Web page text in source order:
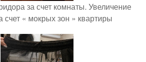
за счет комнаты. Увеличение
счет « мокрых зон » квартиры